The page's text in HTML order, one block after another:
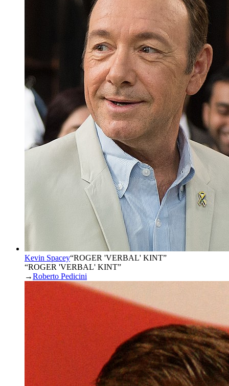
Kevin Spacey“ROGER 'VERBAL' KINT”
“ROGER 'VERBAL' KINT”
→Roberto Pedicini